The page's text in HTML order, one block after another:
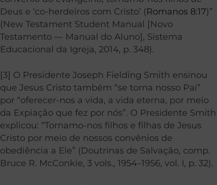
Deus e ‘co-herdeiros com Cristo’ (Romanos 8:17)”
(New Testament Student Manual [Novo
Testamento — Manual do Aluno], Sistema
Educacional da Igreja, 2014, p. 348).
[3] O Presidente Joseph Fielding Smith ensinou
que Jesus Cristo também “se torna nosso Pai”
por “oferecer-nos a vida, a vida eterna, por meio
da Expiação que fez por nós”. O Presidente Smith
explicou: “Tornamo-nos filhos e filhas de Jesus
Cristo por meio de nossos convênios de
obediência a Ele” (Doutrinas de Salvação, comp.
Bruce R. McConkie, 3 vols., 1954–1956, vol. I, p. 32).